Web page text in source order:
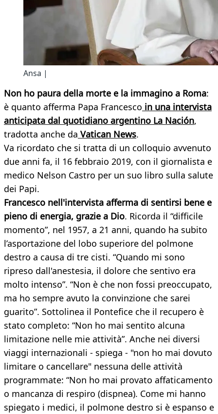
Ansa |
Non ho paura della morte e la immagino a Roma:
è quanto afferma Papa Francesco in una intervista
anticipata dal quotidiano argentino La Nación,
tradotta anche da Vatican News.
Va ricordato che si tratta di un colloquio avvenuto
due anni fa, il 16 febbraio 2019, con il giornalista e
medico Nelson Castro per un suo libro sulla salute
dei Papi.
Francesco nell'intervista afferma di sentirsi bene e
pieno di energia, grazie a Dio. Ricorda il “difficile
momento”, nel 1957, a 21 anni, quando ha subito
l’asportazione del lobo superiore del polmone
destro a causa di tre cisti. “Quando mi sono
ripreso dall'anestesia, il dolore che sentivo era
molto intenso”. “Non è che non fossi preoccupato,
ma ho sempre avuto la convinzione che sarei
guarito”. Sottolinea il Pontefice che il recupero è
stato completo: “Non ho mai sentito alcuna
limitazione nelle mie attività”. Anche nei diversi
viaggi internazionali - spiega - "non ho mai dovuto
limitare o cancellare" nessuna delle attività
programmate: “Non ho mai provato affaticamento
o mancanza di respiro (dispnea). Come mi hanno
spiegato i medici, il polmone destro si è espanso e